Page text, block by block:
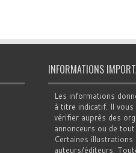
INFORMATIONS
Les informations
à titre indicatif. Il
vérifier auprès des
annonceurs ou de
Certaines
auteurs/éditeurs.